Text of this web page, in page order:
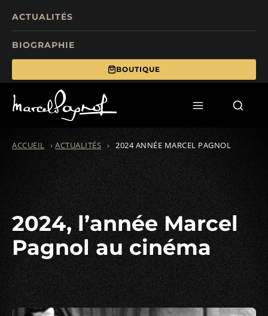
ACTUALITÉS
BIOGRAPHIE
BOUTIQUE
ÉCRITS
ACCUEIL ›ACTUALITÉS › 2024 ANNÉE MARCEL PAGNOL
2024, l’année Marcel
Pagnol au cinéma